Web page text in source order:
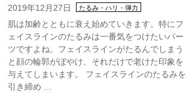
2019年12月27日 たるみ・ハリ・弾力
肌は加齢とともに衰え始めていきます。特にフ
ェイスラインのたるみは一番気をつけたいパー
ツですよね。フェイスラインがたるんでしまう
と顔の輪郭がぼやけ、それだけで老けた印象を
与えてしまいます。 フェイスラインのたるみを
引き締め …